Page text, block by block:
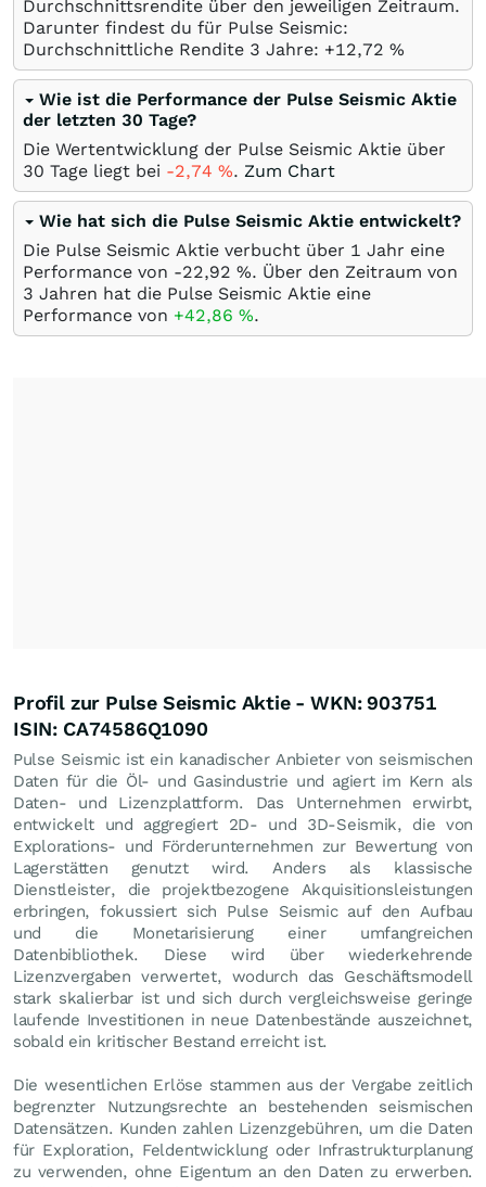
Durchschnittsrendite über den jeweiligen Zeitraum.
Darunter findest du für Pulse Seismic:
Durchschnittliche Rendite 3 Jahre: +12,72 %
Wie ist die Performance der Pulse Seismic Aktie
der letzten 30 Tage?
Die Wertentwicklung der Pulse Seismic Aktie über
30 Tage liegt bei -2,74 %. Zum Chart
Wie hat sich die Pulse Seismic Aktie entwickelt?
Die Pulse Seismic Aktie verbucht über 1 Jahr eine
Performance von -22,92 %. Über den Zeitraum von
3 Jahren hat die Pulse Seismic Aktie eine
Performance von +42,86 %.
Profil zur Pulse Seismic Aktie - WKN: 903751
ISIN: CA74586Q1090
Pulse Seismic ist ein kanadischer Anbieter von seismischen
Daten für die Öl- und Gasindustrie und agiert im Kern als
Daten- und Lizenzplattform. Das Unternehmen erwirbt,
entwickelt und aggregiert 2D- und 3D-Seismik, die von
Explorations- und Förderunternehmen zur Bewertung von
Lagerstätten genutzt wird. Anders als klassische
Dienstleister, die projektbezogene Akquisitionsleistungen
erbringen, fokussiert sich Pulse Seismic auf den Aufbau
und die Monetarisierung einer umfangreichen
Datenbibliothek. Diese wird über wiederkehrende
Lizenzvergaben verwertet, wodurch das Geschäftsmodell
stark skalierbar ist und sich durch vergleichsweise geringe
laufende Investitionen in neue Datenbestände auszeichnet,
sobald ein kritischer Bestand erreicht ist.
Die wesentlichen Erlöse stammen aus der Vergabe zeitlich
begrenzter Nutzungsrechte an bestehenden seismischen
Datensätzen. Kunden zahlen Lizenzgebühren, um die Daten
für Exploration, Feldentwicklung oder Infrastrukturplanung
zu verwenden, ohne Eigentum an den Daten zu erwerben.